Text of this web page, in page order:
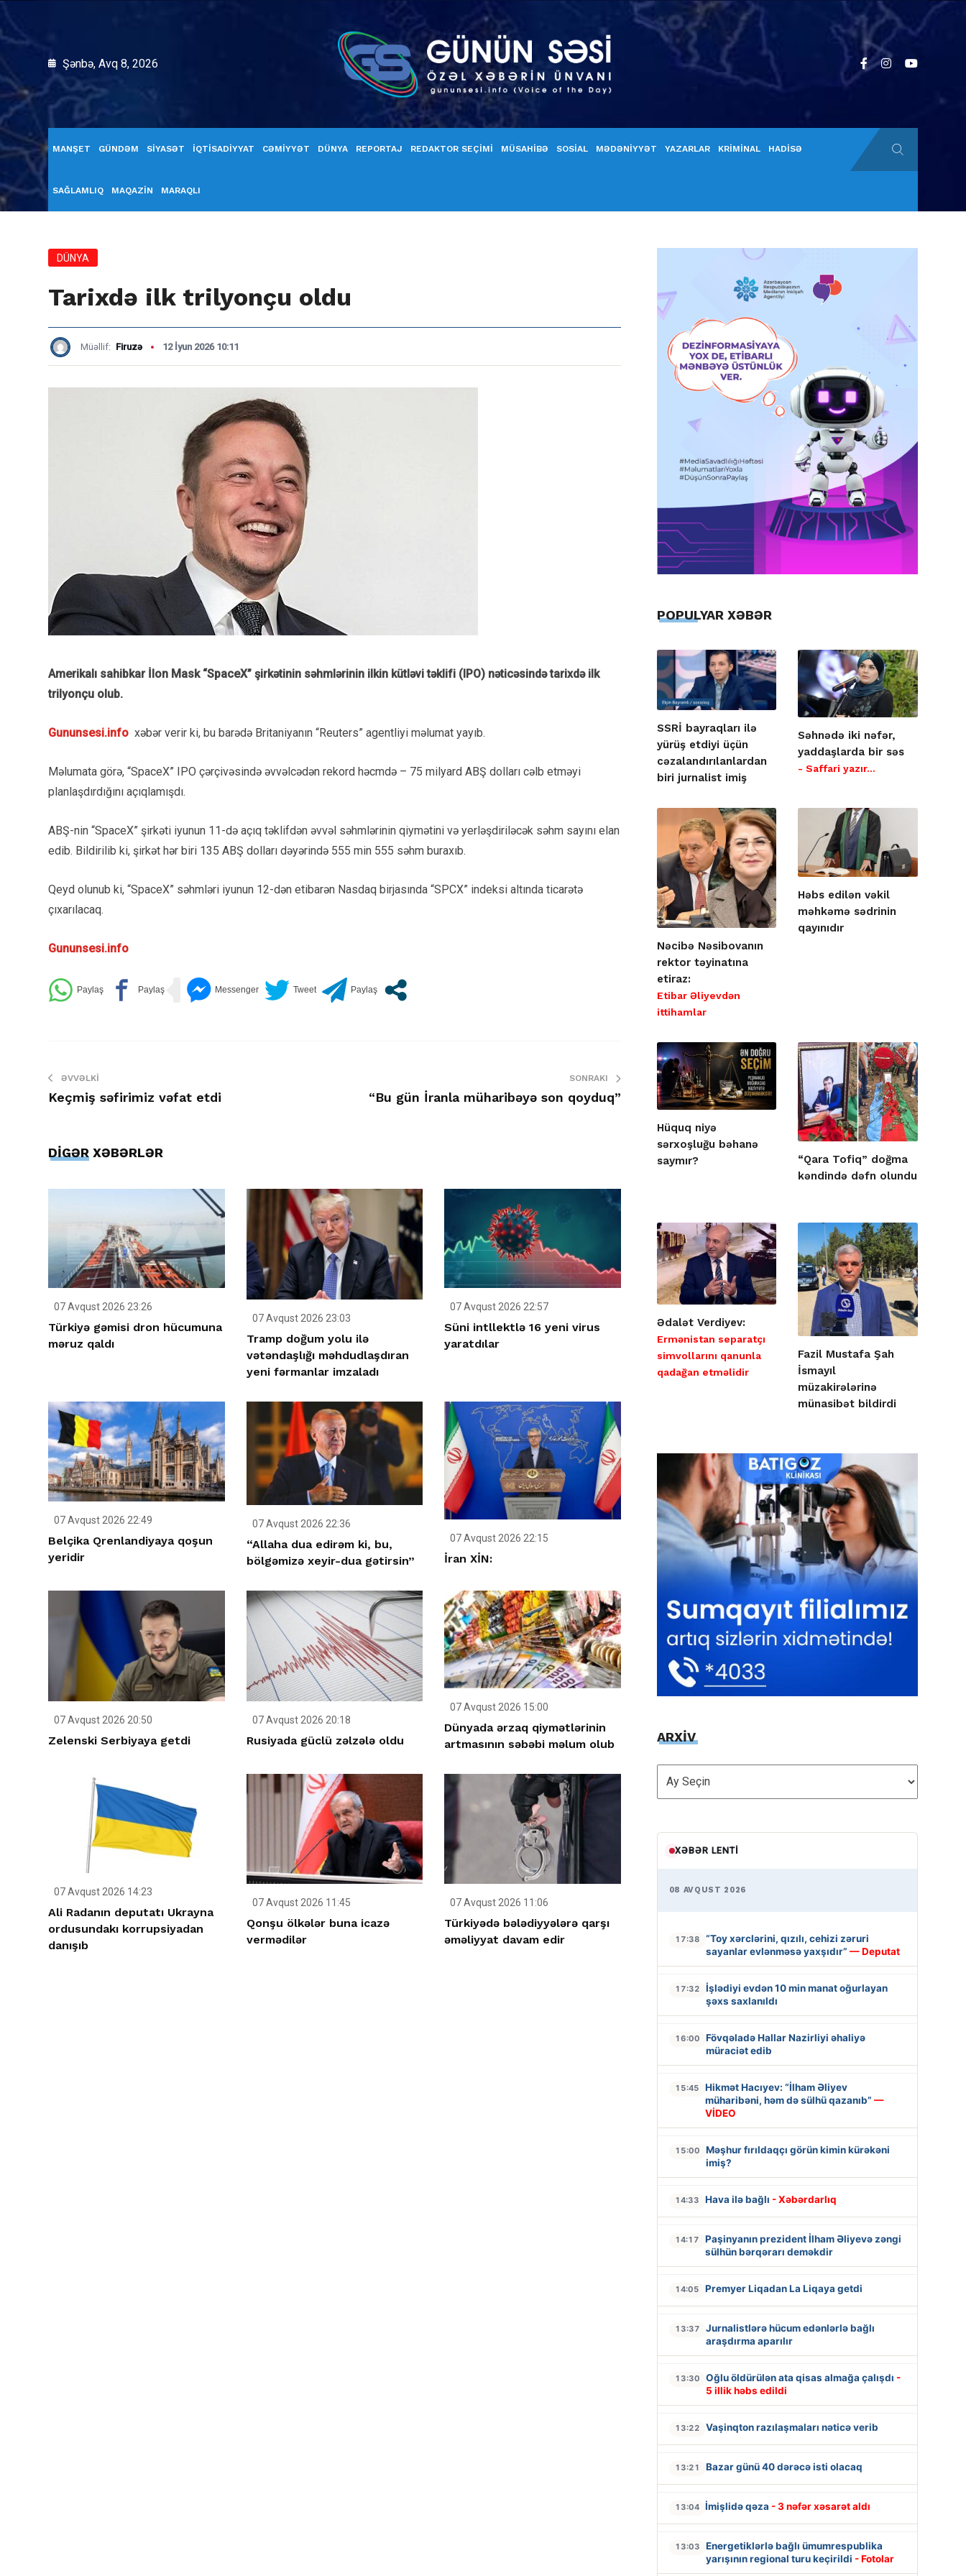
Şənbə, Avq 8, 2026
MANŞET GÜNDƏM SİYASƏT İQTİSADİYYAT CƏMİYYƏT DÜNYA REPORTAJ REDAKTOR SEÇİMİ MÜSAHİBƏ SOSİAL MƏDƏNİYYƏT YAZARLAR KRİMİNAL HADİSƏ
SAĞLAMLIQ MAQAZİN MARAQLI
DÜNYA
Tarixdə ilk trilyonçu oldu
Müəllif: Firuzə 12 İyun 2026 10:11
Amerikalı sahibkar İlon Mask “SpaceX” şirkətinin səhmlərinin ilkin kütləvi təklifi (IPO) nəticəsində tarixdə ilk
trilyonçu olub.
Gununsesi.info xəbər verir ki, bu barədə Britaniyanın “Reuters” agentliyi məlumat yayıb.
Məlumata görə, “SpaceX” IPO çərçivəsində əvvəlcədən rekord həcmdə – 75 milyard ABŞ dolları cəlb etməyi
planlaşdırdığını açıqlamışdı.
ABŞ-nin “SpaceX” şirkəti iyunun 11-də açıq təklifdən əvvəl səhmlərinin qiymətini və yerləşdiriləcək səhm sayını elan
edib. Bildirilib ki, şirkət hər biri 135 ABŞ dolları dəyərində 555 min 555 səhm buraxıb.
Qeyd olunub ki, “SpaceX” səhmləri iyunun 12-dən etibarən Nasdaq birjasında “SPCX” indeksi altında ticarətə
çıxarılacaq.
Gununsesi.info
ƏVVƏLKI
Keçmiş səfirimiz vəfat etdi
SONRAKI
“Bu gün İranla müharibəyə son qoyduq”
DİGƏR XƏBƏRLƏR
07 Avqust 2026 23:26
Türkiyə gəmisi dron hücumuna
məruz qaldı
07 Avqust 2026 23:03
Tramp doğum yolu ilə
vətəndaşlığı məhdudlaşdıran
yeni fərmanlar imzaladı
07 Avqust 2026 22:57
Süni intllektlə 16 yeni virus
yaratdılar
07 Avqust 2026 22:49
Belçika Qrenlandiyaya qoşun
yeridir
07 Avqust 2026 22:36
“Allaha dua edirəm ki, bu,
bölgəmizə xeyir-dua gətirsin”
07 Avqust 2026 22:15
İran XİN:
07 Avqust 2026 20:50
Zelenski Serbiyaya getdi
07 Avqust 2026 20:18
Rusiyada güclü zəlzələ oldu
07 Avqust 2026 15:00
Dünyada ərzaq qiymətlərinin
artmasının səbəbi məlum olub
07 Avqust 2026 14:23
Ali Radanın deputatı Ukrayna
ordusundakı korrupsiyadan
danışıb
07 Avqust 2026 11:45
Qonşu ölkələr buna icazə
vermədilər
07 Avqust 2026 11:06
Türkiyədə bələdiyyələrə qarşı
əməliyyat davam edir
POPULYAR XƏBƏR
SSRİ bayraqları ilə
yürüş etdiyi üçün
cəzalandırılanlardan
biri jurnalist imiş
Səhnədə iki nəfər,
yaddaşlarda bir səs
- Saffari yazır…
Nəcibə Nəsibovanın
rektor təyinatına
etiraz:
Etibar Əliyevdən
ittihamlar
Həbs edilən vəkil
məhkəmə sədrinin
qayınıdır
Hüquq niyə
sərxoşluğu bəhanə
saymır?
“Qara Tofiq” doğma
kəndində dəfn olundu
Ədalət Verdiyev:
Ermənistan separatçı
simvollarını qanunla
qadağan etməlidir
Fazil Mustafa Şah
İsmayıl
müzakirələrinə
münasibət bildirdi
ARXİV
ARXİV
XƏBƏR LENTI
08 AVQUST 2026
17:38
“Toy xərclərini, qızılı, cehizi zəruri
sayanlar evlənməsə yaxşıdır” — Deputat
17:32
İşlədiyi evdən 10 min manat oğurlayan
şəxs saxlanıldı
16:00
Fövqəladə Hallar Nazirliyi əhaliyə
müraciət edib
15:45
Hikmət Hacıyev: “İlham Əliyev
müharibəni, həm də sülhü qazanıb” —
VİDEO
15:00
Məşhur fırıldaqçı görün kimin kürəkəni
imiş?
14:33 Hava ilə bağlı - Xəbərdarlıq
14:17
Paşinyanın prezident İlham Əliyevə zəngi
sülhün bərqərarı deməkdir
14:05 Premyer Liqadan La Liqaya getdi
13:37
Jurnalistlərə hücum edənlərlə bağlı
araşdırma aparılır
13:30 Oğlu öldürülən ata qisas almağa çalışdı -
5 illik həbs edildi
13:22 Vaşinqton razılaşmaları nəticə verib
13:21 Bazar günü 40 dərəcə isti olacaq
13:04 İmişlidə qəza - 3 nəfər xəsarət aldı
13:03
Energetiklərlə bağlı ümumrespublika
yarışının regional turu keçirildi - Fotolar